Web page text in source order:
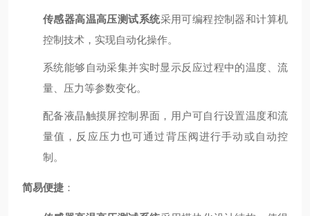
传感器高温高压测试系统采用可编程控制器和计算机
控制技术，实现自动化操作。
系统能够自动采集并实时显示反应过程中的温度、流
量、压力等参数变化。
配备液晶触摸屏控制界面，用户可自行设置温度和流
量值，反应压力也可通过背压阀进行手动或自动控
制。
简易便捷 ：